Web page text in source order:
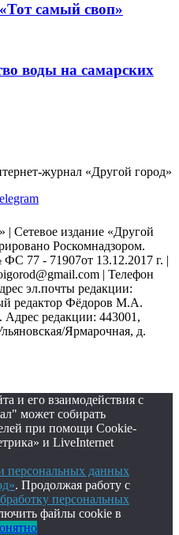
самый своп»
воды на самарских
журнал «Другой город»
Сетевое издание «Другой
Роскомнадзором.
77 - 71907от 13.12.2017 г. |
| Телефон
эл.почты редакции:
редактор Фёдоров М.А.
редакции: 443001,
Ярмарочная, д.
и его взаимодействия с
может собирать
при помощи Cookie-
и LiveInternet
персональных данных
. Продолжая работу с
персональных
файлы cookie в